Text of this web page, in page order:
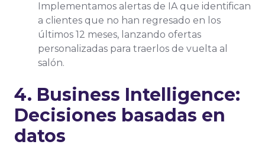
Implementamos alertas de IA que identifican
a clientes que no han regresado en los
últimos 12 meses, lanzando ofertas
personalizadas para traerlos de vuelta al
salón.
4. Business Intelligence:
Decisiones basadas en
datos